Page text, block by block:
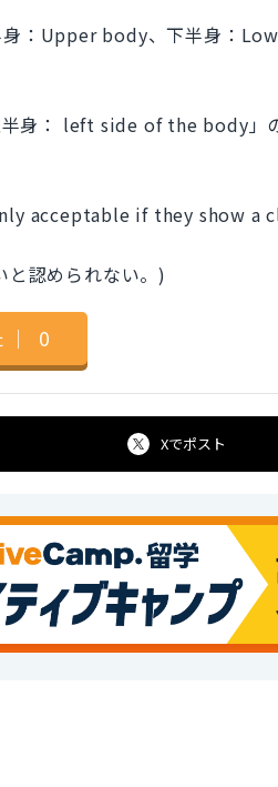
身：Upper body、下半身：
身： left side of the body」
acceptable if they show a
と認められない。)
｜ 0
Xでポスト